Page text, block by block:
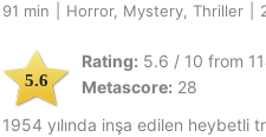
91 min Horror, Mystery, Thriller
5.6
Rating: 5.6 / 10 from
Metascore: 28
1954 yılında inşa edilen heybetli